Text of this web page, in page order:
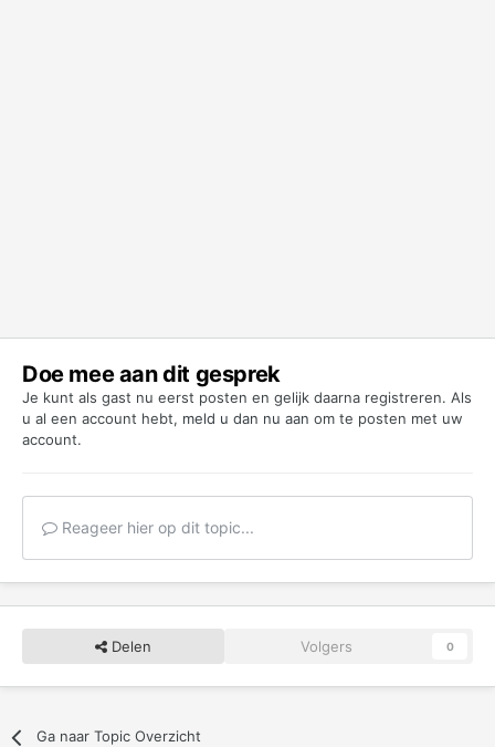
Doe mee aan dit gesprek
Je kunt als gast nu eerst posten en gelijk daarna registreren. Als
u al een account hebt, meld u dan nu aan om te posten met uw
account.
Reageer hier op dit topic...
Delen Volgers 0
Ga naar Topic Overzicht